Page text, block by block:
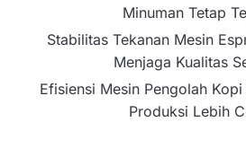
Minuman Tetap
Stabilitas Tekanan Mesin
Menjaga Kualitas
Efisiensi Mesin Pengolah
Produksi Lebih